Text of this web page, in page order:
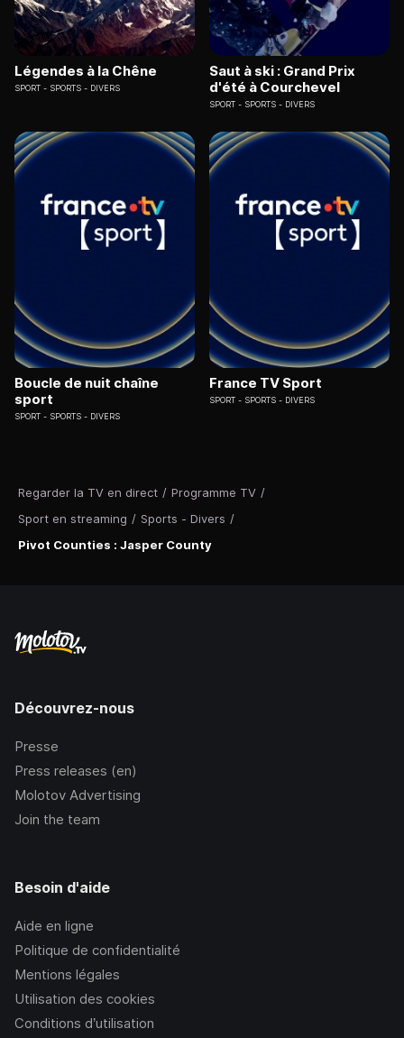
Regarder la TV en direct / Programme TV /
Sport en streaming / Sports - Divers /
Pivot Counties : Jasper County
Légendes à la Chêne
SPORT SPORTS - DIVERS
Saut à ski : Grand Prix
d'été à Courchevel
SPORT SPORTS - DIVERS
Boucle de nuit chaîne
sport
SPORT SPORTS - DIVERS
France TV Sport
SPORT SPORTS - DIVERS
Découvrez-nous
Presse
Press releases (en)
Molotov Advertising
Join the team
Besoin d'aide
Aide en ligne
Politique de confidentialité
Mentions légales
Utilisation des cookies
Conditions d’utilisation